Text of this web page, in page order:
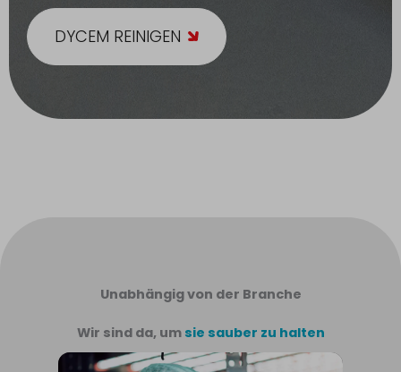
DYCEM REINIGEN
Unabhängig von der Branche
Wir sind da, umsie sauber zu halten